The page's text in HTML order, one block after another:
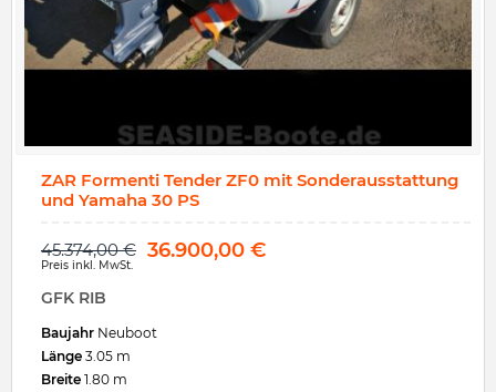
ZAR Formenti Tender ZF0 mit Sonderausstattung
und Yamaha 30 PS
45.374,00€ 36.900,00 €
Preis inkl. MwSt.
GFK RIB
Baujahr Neuboot
Länge 3.05 m
Breite 1.80 m